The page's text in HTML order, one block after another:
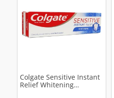
Colgate Sensitive Instant
Relief Whitening